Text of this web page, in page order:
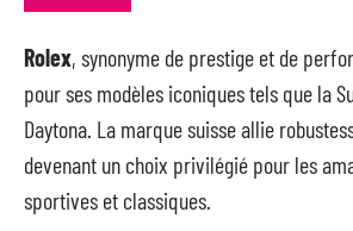
Rolex, synonyme de prestige et de
pour ses modèles iconiques tels que la
Daytona. La marque suisse allie
devenant un choix privilégié pour les
sportives et classiques.